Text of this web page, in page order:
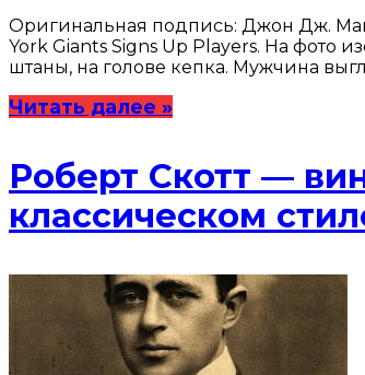
Оригинальная подпись: Джон Дж.
York Giants Signs Up Players. На фото
штаны, на голове кепка. Мужчина
Читать далее »
Роберт Скотт —
классическом